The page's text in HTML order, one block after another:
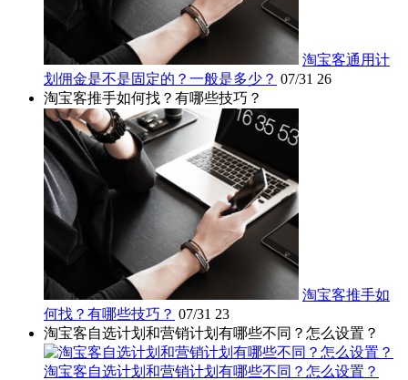
淘宝客通用计
划佣金是不是固定的？一般是多少？ 07/31 26
淘宝客推手如何找？有哪些技巧？
淘宝客推手如
何找？有哪些技巧？ 07/31 23
淘宝客自选计划和营销计划有哪些不同？怎么设置？
淘宝客自选计划和营销计划有哪些不同？怎么设置？